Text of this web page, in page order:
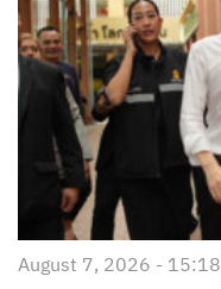
August 7, 2026 - 15:18